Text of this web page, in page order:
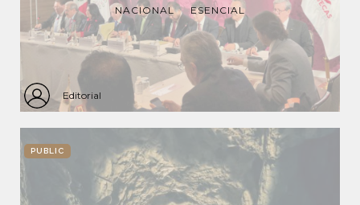
NACIONAL ESENCIAL
Editorial
PUBLIC